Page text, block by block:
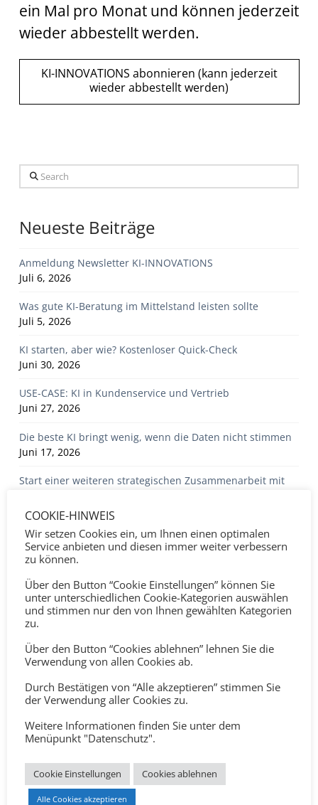
ein Mal pro Monat und können jederzeit
wieder abbestellt werden.
KI-INNOVATIONS abonnieren (kann jederzeit
wieder abbestellt werden)
Search
Neueste Beiträge
Anmeldung Newsletter KI-INNOVATIONS
Juli 6, 2026
Was gute KI-Beratung im Mittelstand leisten sollte
Juli 5, 2026
KI starten, aber wie? Kostenloser Quick-Check
Juni 30, 2026
USE-CASE: KI in Kundenservice und Vertrieb
Juni 27, 2026
Die beste KI bringt wenig, wenn die Daten nicht stimmen
Juni 17, 2026
Start einer weiteren strategischen Zusammenarbeit mit
Juni 14, 2026
USE-CASE: Finden statt suchen: Interne
Wissensbeschaffung mit KI
USE-CASE: KI als Unterstützung für Marketing im
Mittelstand
Mai 19, 2026
USE-CASE: KI als Lösung für repetitive Aufgaben im
Mai 11, 2026
Mittelstand
Mai 3, 2026
Warum viele IT-Projekte holprig verlaufen
April 16, 2026
COOKIE-HINWEIS
Wir setzen Cookies ein, um Ihnen einen optimalen
Service anbieten und diesen immer weiter verbessern
zu können.
Über den Button “Cookie Einstellungen” können Sie
unter unterschiedlichen Cookie-Kategorien auswählen
und stimmen nur den von Ihnen gewählten Kategorien
zu.
Über den Button “Cookies ablehnen” lehnen Sie die
Verwendung von allen Cookies ab.
Durch Bestätigen von “Alle akzeptieren” stimmen Sie
der Verwendung aller Cookies zu.
Weitere Informationen finden Sie unter dem
Menüpunkt "Datenschutz".
Cookie Einstellungen Cookies ablehnen
Alle Cookies akzeptieren